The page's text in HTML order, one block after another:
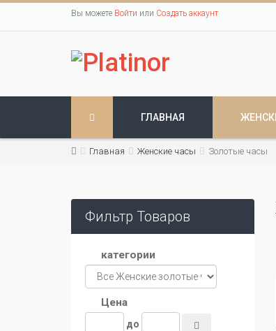
Вы можете Войти или Создать аккаунт
ГЛАВНАЯ
Главная Женские часы Золотые часы
Фильтр Товаров
категории
Цена
до